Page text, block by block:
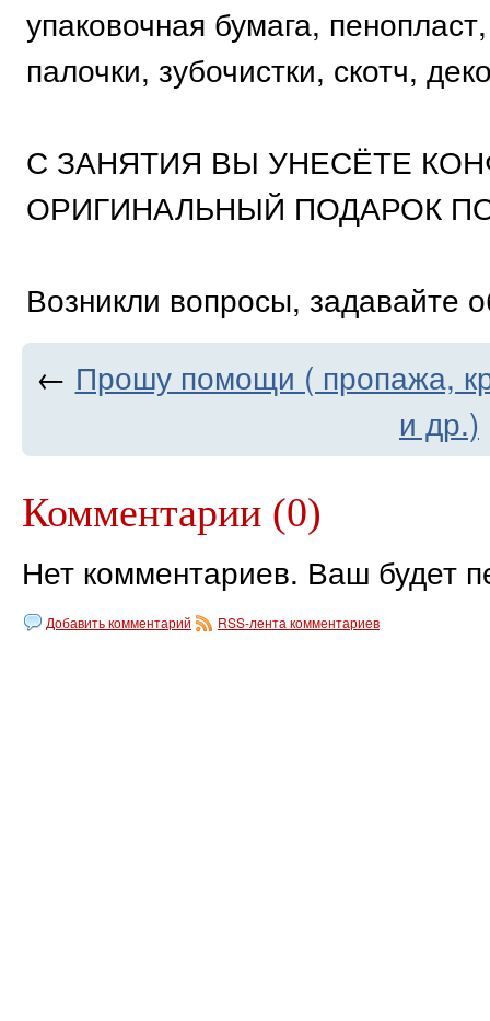
упаковочная бумага,
палочки, зубочистки, скотч,
С ЗАНЯТИЯ ВЫ УНЕСЁТЕ
ОРИГИНАЛЬНЫЙ ПОДАРОК
Возникли вопросы, задавайте
← Прошу помощи ( пропажа,
и др.)
Комментарии (0)
Нет комментариев. Ваш будет
Добавить комментарий RSS-лента комментариев